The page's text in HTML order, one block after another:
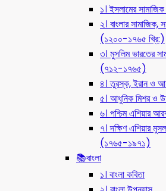
১। ইসলামের
২। বাংলার
(১২০০-১৭৬৫ খ্রি:)
৩। মুসলিম ভারতের
(৭১২-১৭৬৫)
৪। তুরস্ক, ইরান ও
৫। আধুনিক মিশর ও
৬। পশ্চিম এশিয়ার
৭। দক্ষিণ এশিয়ার
(১৭৬৫-১৯৭১)
📚বাংলা
১। বাংলা কবিতা